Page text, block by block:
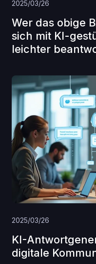
2025/03/26
Wer das obige
sich mit KI-
leichter
2025/03/26
KI-
digitale